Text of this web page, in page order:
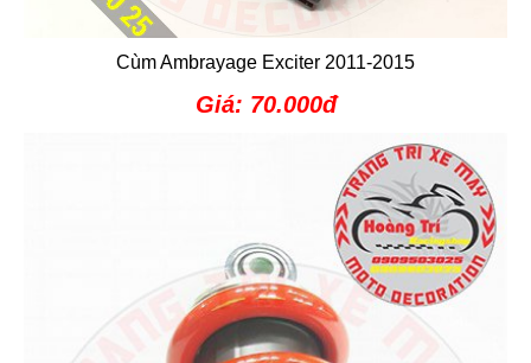
Cùm Ambrayage Exciter 2011-2015
Giá: 70.000đ